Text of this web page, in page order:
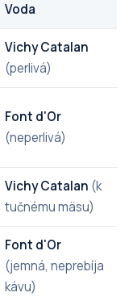
Voda
Vichy Catalan
(perlivá)
Font d'Or
(neperlivá)
Vichy Catalan (k
tučnému mäsu)
Font d'Or
(jemná, neprebíja
kávu)